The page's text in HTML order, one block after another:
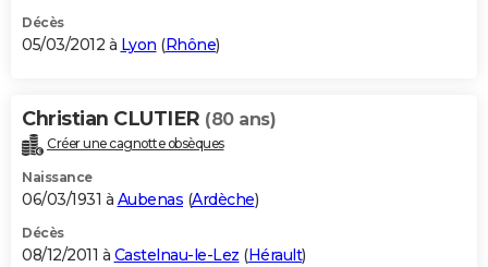
Décès
05/03/2012 à Lyon (Rhône)
Christian CLUTIER (80 ans)
Créer une cagnotte obsèques
Naissance
06/03/1931 à Aubenas (Ardèche)
Décès
08/12/2011 à Castelnau-le-Lez (Hérault)